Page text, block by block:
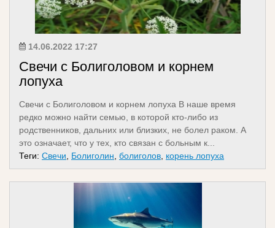
14.06.2022 17:27
Свечи с Болиголовом и корнем
лопуха
Свечи с Болиголовом и корнем лопуха В наше время
редко можно найти семью, в которой кто-либо из
родственников, дальних или близких, не болел раком. А
это означает, что у тех, кто связан с больным к...
Теги: Свечи Болиголин болиголов корень лопуха